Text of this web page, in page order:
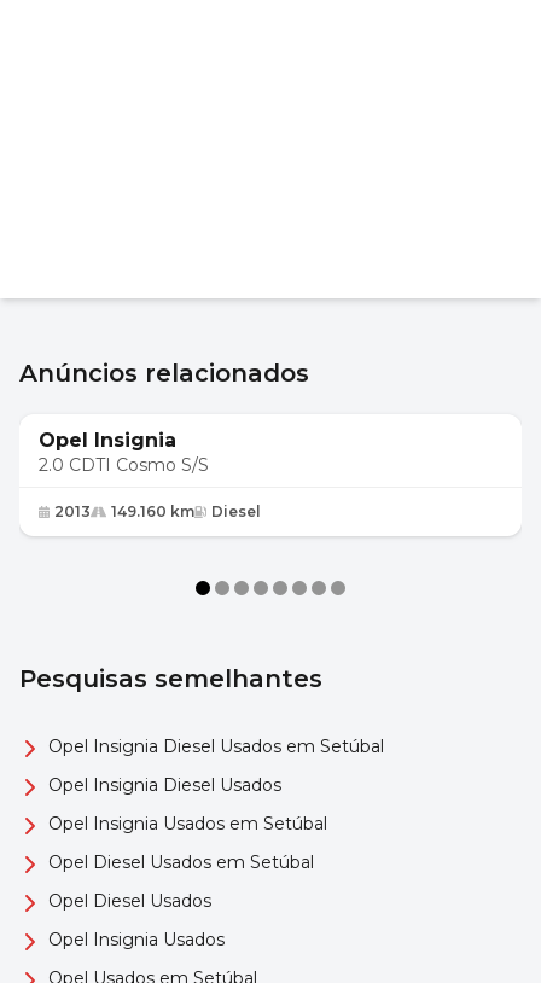
Anúncios relacionados
7 990 €
Opel Insignia
2.0 CDTI Cosmo S/S
2013 149.160 km Diesel
Pesquisas semelhantes
Opel Insignia Diesel Usados em Setúbal
Opel Insignia Diesel Usados
Opel Insignia Usados em Setúbal
Opel Diesel Usados em Setúbal
Opel Diesel Usados
Opel Insignia Usados
Opel Usados em Setúbal